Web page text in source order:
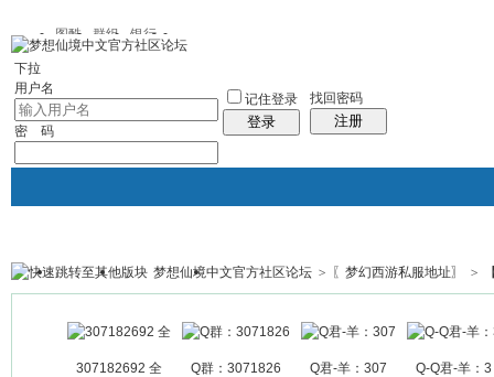
图酷 群组 银行
下拉
用户名
密 码
记住登录
登录
找回密码
注册
银行 群组聚合 我的空间
帖子
梦想仙境中文官方社区论坛 > 〖梦幻西游私服地址〗 >
307182692 全 Q群：3071826 Q君-羊：307 Q-Q君-羊：3